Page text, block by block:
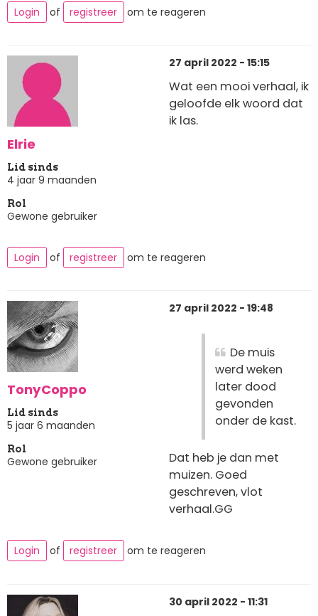
Login of registreer om te reageren
Elrie
Lid sinds
4 jaar 9 maanden
Rol
Gewone gebruiker
27 april 2022 - 15:15
Wat een mooi verhaal, ik
geloofde elk woord dat
ik las.
Login of registreer om te reageren
TonyCoppo
Lid sinds
5 jaar 6 maanden
Rol
Gewone gebruiker
27 april 2022 - 19:48
De muis
werd weken
later dood
gevonden
onder de kast.
Dat heb je dan met
muizen. Goed
geschreven, vlot
verhaal.GG
Login of registreer om te reageren
30 april 2022 - 11:31